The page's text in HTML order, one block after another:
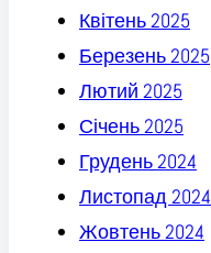
Квітень 2025
Березень 2025
Лютий 2025
Січень 2025
Грудень 2024
Листопад 2024
Жовтень 2024